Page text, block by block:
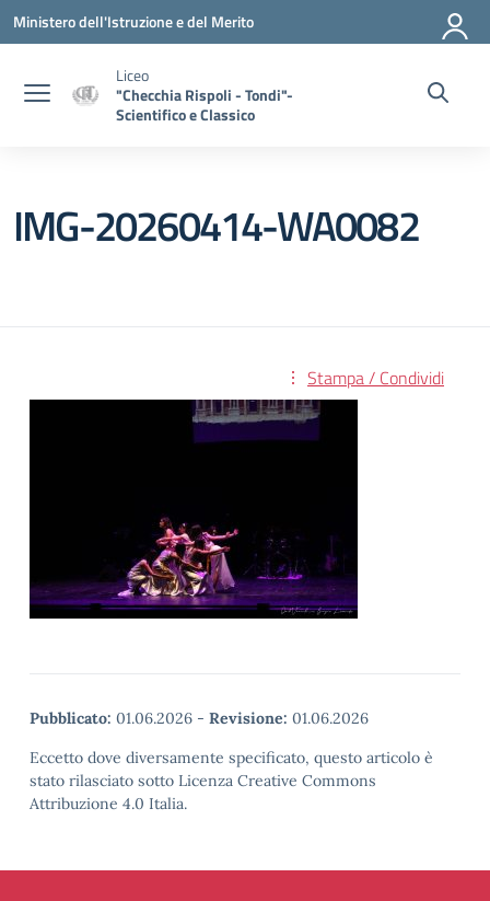
Vai ai contenuti
Vai al menu di navigazione
Vai al footer
Ministero dell'Istruzione e del Merito
Liceo
"Checchia Rispoli - Tondi"-
Scientifico e Classico
IMG-20260414-WA0082
Stampa / Condividi
Pubblicato: 01.06.2026 - Revisione: 01.06.2026
Eccetto dove diversamente specificato, questo articolo è
stato rilasciato sotto Licenza Creative Commons
Attribuzione 4.0 Italia.